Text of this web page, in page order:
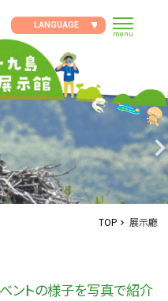
LANGUAGE
menu
TOP 展示廳
ントの様子を写真で紹介